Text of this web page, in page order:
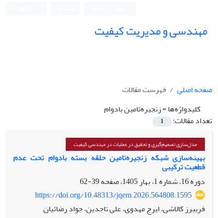
مهندسی و مدیریت کیفیت
صفحه اصلی
فهرست مقالات
کلیدواژه‌ها =زنجیره‌تامین بادوام
تعداد مقالات:
1
مدل‌سازی تصمیم‌گیری و تحقیق در عملیات در مهندسی کیفیت
بهینه‌سازی شبکه زنجیره‌تامین حلقه بسته بادوام تحت عدم
قطعیت ترکیبی
دوره 16، شماره 1، بهار 1405، صفحه
39-62
https://doi.org/10.48313/jqem.2026.564808.1595
فریبرز کالاشی، ایرج مهدوی، علی تاجدین، جواد رضائیان